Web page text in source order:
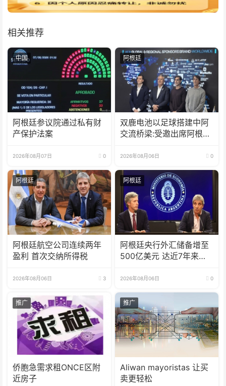
相关推荐
中国
阿根廷参议院通过私有财
产保护法案
2026年08月07日 0
阿根廷
双鹿电池以足球搭建中阿
交流桥梁:受邀出席阿根廷
2026年08月06日 0
阿根廷
阿根廷航空公司连续两年
盈利 首次交纳所得税
2026年08月06日 3
阿根廷
阿根廷央行外汇储备增至
500亿美元 达近7年来最
2026年08月06日 0
推广
侨胞急需求租ONCE区附
近房子
推广
Aliwan mayoristas 让买
卖更轻松